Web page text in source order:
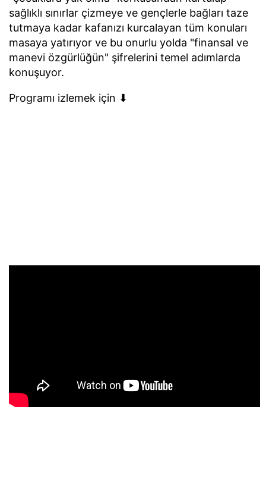
sağlıklı sınırlar çizmeye ve gençlerle bağları taze
tutmaya kadar kafanızı kurcalayan tüm konuları
masaya yatırıyor ve bu onurlu yolda "finansal ve
manevi özgürlüğün" şifrelerini temel adımlarda
konuşuyor.
Programı izlemek için ⬇︎